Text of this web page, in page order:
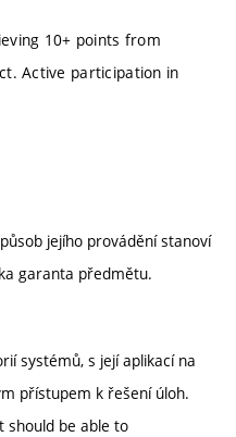
10+ points from
Active participation in
jejího provádění stanoví
garanta předmětu.
systémů, s její aplikací na
přístupem k řešení úloh.
should be able to